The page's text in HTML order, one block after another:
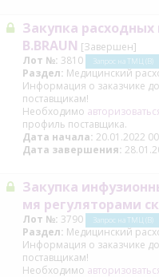
Закупка
B.BRAUN [Завершен]
Лот №: 3810 Запрос на ТМЦ (В)
Раздел: Медицинский
Информация о заказчике
поставщикам!
Необходимо
профиль поставщика.
Дата начала: 20.01.2022
Дата завершения:
Закупка
мя регуляторами
Лот №: 3790 Запрос на ТМЦ (В)
Раздел: Медицинский
Информация о заказчике
поставщикам!
Необходимо